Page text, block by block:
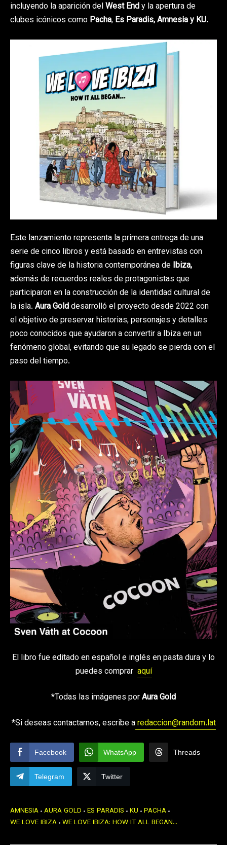
incluyendo la aparición delWest Endy la apertura de
clubes icónicos como Pacha, Es Paradis, Amnesia y KU.
Este lanzamiento representa la primera entrega de una
serie de cinco libros y está basado en entrevistas con
figuras clave de la historia contemporánea de Ibiza,
además de recuerdos reales de protagonistas que
participaron en la construcción de la identidad cultural de
la isla. Aura Golddesarrolló el proyecto desde 2022 con
el objetivo de preservar historias, personajes y detalles
poco conocidos que ayudaron a convertir a Ibiza en un
fenómeno global, evitando que su legado se pierda con el
paso del tiempo.
El libro fue editado en español e inglés en pasta dura y lo
puedes comprar aquí
*Todas las imágenes porAura Gold
*Si deseas contactarnos, escribe aredaccion@random.lat
Facebook WhatsApp Threads
Telegram Twitter
AMNESIA AURA GOLD ES PARADIS KU PACHA
WE LOVE IBIZA WE LOVE IBIZA: HOW IT ALL BEGAN…